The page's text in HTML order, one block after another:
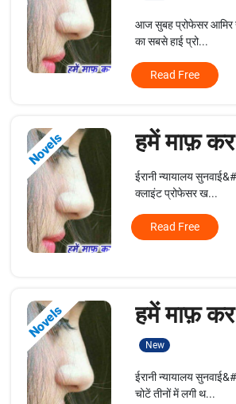
आज सुबह प्रोफेसर आमिर
का सबसे हाई प्रो...
Read Free
Novels हमें माफ़ कर
ईरानी न्यायालय
क्लाइंट प्रोफेसर ख...
Read Free
Novels हमें माफ़ कर
New
ईरानी न्यायालय
चोटें तीनों में लगी थ...